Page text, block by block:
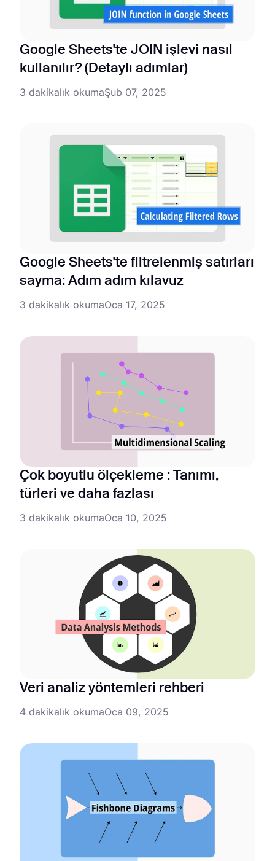
Google Sheets'te JOIN işlevi nasıl
kullanılır? (Detaylı adımlar)
3 dakikalık okumaŞub 07, 2025
Google Sheets'te filtrelenmiş satırları
sayma: Adım adım kılavuz
3 dakikalık okumaOca 17, 2025
Çok boyutlu ölçekleme : Tanımı,
türleri ve daha fazlası
3 dakikalık okumaOca 10, 2025
Veri analiz yöntemleri rehberi
4 dakikalık okumaOca 09, 2025